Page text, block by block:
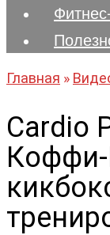
Главная »
Cardio